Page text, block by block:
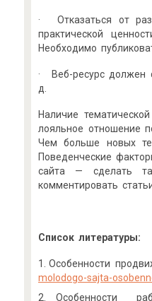
· Отказаться от
практической
Необходимо
· Веб-ресурс должен
д.
Наличие
лояльное отношение
Чем больше новых
Поведенческие
сайта — сделать
комментировать
Список литературы:
Особенности
molodogo-sajta-
Особенности